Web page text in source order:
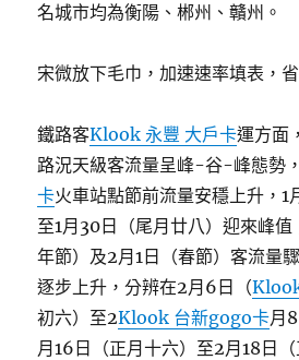
名城市均為衡陽、郴州、贛州。
宋微放下毛巾，加速速率填表，
鐵路客Klook 永豐 大戶卡運方面
路況天級客流量呈峰-谷-峰態勢
卡火車站點節前流量安穩上升，1
至1月30日（尾月廿八）迎來峰值
年節）及2月1日（春節）客流量
逐步上升，分辨在2月6日（
初六）至2Klook 台新gogo卡月
月16日（正月十六）至2月18日